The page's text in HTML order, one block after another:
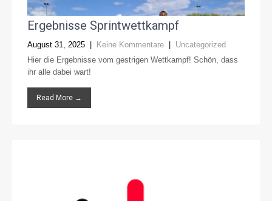
Ergebnisse Sprintwettkampf
August 31, 2025 Keine Kommentare
Uncategorized
Hier die Ergebnisse vom gestrigen Wettkampf! Schön, dass
ihr alle dabei wart!
Read More →